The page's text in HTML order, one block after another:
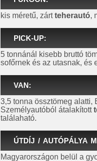
kis méretű, zártteherautó,
PICK-UP:
5 tonnánál kisebb bruttó
sofőrnek és az utasnak, és
VAN:
3,5 tonna össztömeg
Személyautóból átalakított
találaható.
ÚTDÍJ / AUTÓPÁLYA
Magyarországon belül a